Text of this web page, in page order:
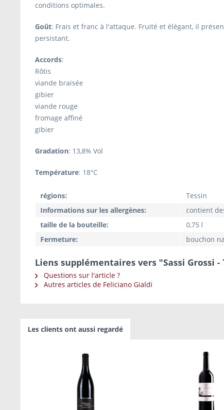
conditions optimales.
Goût: Frais et franc à l'attaque. Fruité et élégant, il
persistant.
Accords:
Rôtis
viande braisée
gibier
viande rouge
fromage affiné
gibier
Gradation: 13,8% Vol
Température: 18°C
régions:
Tessin
Informations sur les allergènes:
contient
taille de la bouteille:
0,75 l
Fermeture:
bouchon
Liens supplémentaires vers "Sassi Grossi -
Questions sur l'article ?
Autres articles de Feliciano Gialdi
Les clients ont aussi regardé